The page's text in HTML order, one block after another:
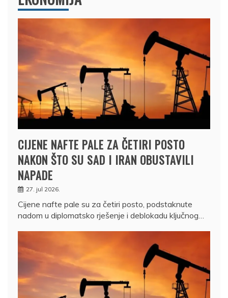
CIJENE NAFTE PALE ZA ČETIRI POSTO
NAKON ŠTO SU SAD I IRAN OBUSTAVILI
NAPADE
27. jul 2026.
Cijene nafte pale su za četiri posto, podstaknute
nadom u diplomatsko rješenje i deblokadu ključnog…